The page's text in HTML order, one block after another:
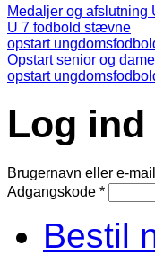
Medaljer og afslutning
U 7 fodbold stævne
opstart
Opstart senior og
opstart
Log ind
Brugernavn eller e-mail
Adgangskode *
Bestil